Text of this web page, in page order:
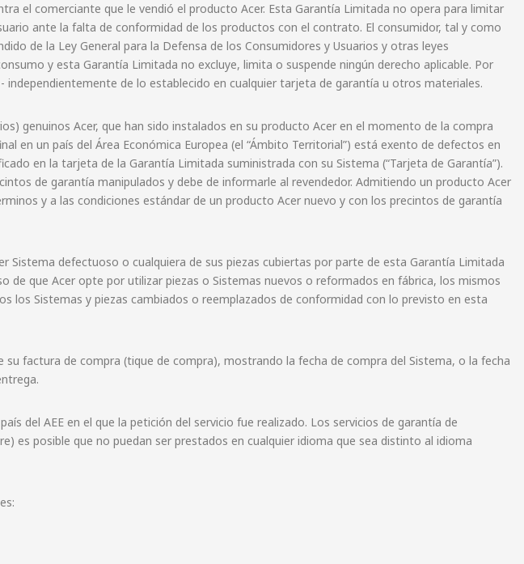
el comerciante que le vendió el producto Acer. Esta Garantía Limitada no opera para limitar
ante la falta de conformidad de los productos con el contrato. El consumidor, tal y como
de la Ley General para la Defensa de los Consumidores y Usuarios y otras leyes
y esta Garantía Limitada no excluye, limita o suspende ningún derecho aplicable. Por
de lo establecido en cualquier tarjeta de garantía u otros materiales.
genuinos Acer, que han sido instalados en su producto Acer en el momento de la compra
en un país del Área Económica Europea (el “Ámbito Territorial”) está exento de defectos en
en la tarjeta de la Garantía Limitada suministrada con su Sistema (“Tarjeta de Garantía”).
de garantía manipulados y debe de informarle al revendedor. Admitiendo un producto Acer
y a las condiciones estándar de un producto Acer nuevo y con los precintos de garantía
Sistema defectuoso o cualquiera de sus piezas cubiertas por parte de esta Garantía Limitada
de que Acer opte por utilizar piezas o Sistemas nuevos o reformados en fábrica, los mismos
los Sistemas y piezas cambiados o reemplazados de conformidad con lo previsto en esta
factura de compra (tique de compra), mostrando la fecha de compra del Sistema, o la fecha
del AEE en el que la petición del servicio fue realizado. Los servicios de garantía de
es posible que no puedan ser prestados en cualquier idioma que sea distinto al idioma